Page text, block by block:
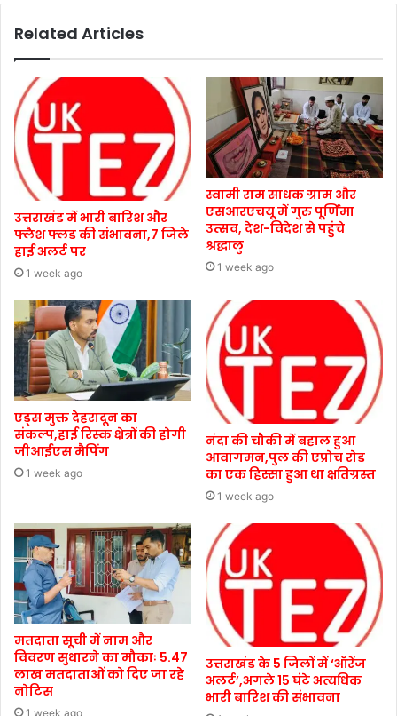
Related Articles
उत्तराखंड में भारी बारिश और
फ्लैश फ्लड की संभावना,7 जिले
हाई अलर्ट पर
1 week ago
स्वामी राम साधक ग्राम और
एसआरएचयू में गुरु पूर्णिमा
उत्सव, देश-विदेश से पहुंचे
श्रद्धालु
1 week ago
एड्स मुक्त देहरादून का
संकल्प,हाई रिस्क क्षेत्रों की होगी
जीआईएस मैपिंग
1 week ago
नंदा की चौकी में बहाल हुआ
आवागमन,पुल की एप्रोच रोड
का एक हिस्सा हुआ था क्षतिग्रस्त
1 week ago
मतदाता सूची में नाम और
विवरण सुधारने का मौकाः 5.47
लाख मतदाताओं को दिए जा रहे
नोटिस
1 week ago
उत्तराखंड के 5 जिलों में ‘ऑरेंज
अलर्ट’,अगले 15 घंटे अत्यधिक
भारी बारिश की संभावना